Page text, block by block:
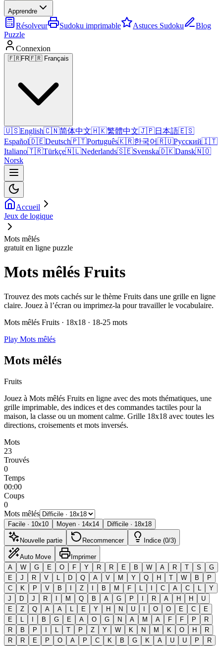
Apprendre
Résolveur Sudoku imprimable Astuces Sudoku
Blog
Puzzle
Connexion
🇫🇷FR🇫🇷 Français
🇺🇸English🇨🇳简体中文🇭🇰繁體中文🇯🇵日本語🇪🇸
Español🇩🇪Deutsch🇵🇹Português🇰🇷한국어🇷🇺Русский🇮🇹
Italiano🇹🇷Türkçe🇳🇱Nederlands🇸🇪Svenska🇩🇰Dansk🇳🇴
Norsk
Accueil
Jeux de logique
Mots mêlés
gratuit en ligne puzzle
Mots mêlés Fruits
Trouvez des mots cachés sur le thème Fruits dans une grille en ligne
claire. Jouez à l’écran ou imprimez-la pour travailler le vocabulaire.
Mots mêlés Fruits · 18x18 · 18-25 mots
Play Mots mêlés
Mots mêlés
Fruits
Jouez à Mots mêlés Fruits en ligne avec des mots thématiques, une
grille imprimable, des indices et des commandes tactiles pour la
maison, la classe ou un moment calme. Grille 18x18 avec toutes les
directions, croisements et mots inversés.
Mots
23
Trouvés
0
Temps
00:00
Coups
0
Mots mêlés
Facile · 10x10 Moyen · 14x14 Difficile · 18x18
Nouvelle partie Recommencer Indice (0/3)
Auto Move
Imprimer
A
W G E O F Y R R E B W A R T S
G
E
J R V L D Q A V M Y Q H T W B
P
C
K P V B I Z I B M F L I C A C L
Y
J
D J R I M Q B A G P I R A H H
U
E
Z Q A A L E Y H N U I O O E C
E
E
L I B G E A O G N A M A F F P
R
R
B P I L T P Z Y W K N M K O H
R
R
R E P O A P C K B G K A U U P
R